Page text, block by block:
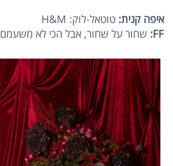
איפה קנית:טוטאל-לוק: H&M
FF
: שחור על שחור, אבל הכי לא משעמם